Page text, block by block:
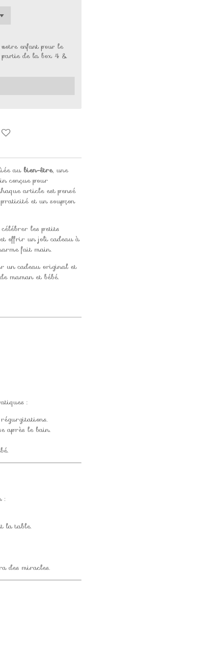
enfant pour le
de la box 4 &
au bien-être, une
conçue pour
article est pensé
et un soupçon
les petits
offrir un joli cadeau à
fait main.
un cadeau original et
maman et bébé.
:
après le bain.
:
la table.
des miracles.